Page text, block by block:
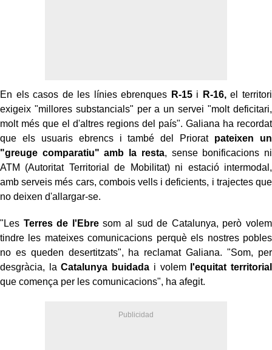
En els casos de les línies ebrenques R-15i R-16,el territori
exigeix "millores substancials" per a un servei "molt deficitari,
molt més que el d'altres regions del país". Galiana ha recordat
que els usuaris ebrencs i també del Priorat pateixen un
"greuge comparatiu" amb la resta, sense bonificacions ni
ATM (Autoritat Territorial de Mobilitat) ni estació intermodal,
amb serveis més cars, combois vells i deficients, i trajectes que
no deixen d'allargar-se.
"Les Terres de l'Ebresom al sud de Catalunya, però volem
tindre les mateixes comunicacions perquè els nostres pobles
no es queden desertitzats", ha reclamat Galiana. "Som, per
desgràcia, laCatalunya buidada i volem l'equitat territorial
que comença per les comunicacions", ha afegit.